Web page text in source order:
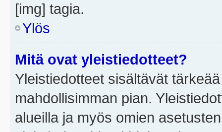
[img] tagia.
Ylös
Mitä ovat yleistiedotteet?
Yleistiedotteet sisältävät
mahdollisimman pian.
alueilla ja myös omien